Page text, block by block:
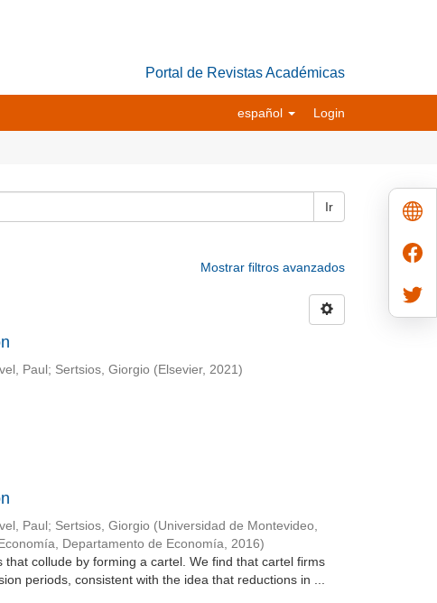
Portal de Revistas Académicas
español Login
Ir
Mostrar filtros avanzados
Paul ; Sertsios, Giorgio (Elsevier, 2021)
Paul ; Sertsios, Giorgio (Universidad de Montevideo,
Departamento de Economía, 2016)
collude by forming a cartel. We find that cartel firms
periods, consistent with the idea that reductions in ...